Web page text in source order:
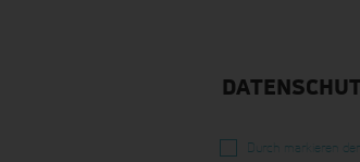
Durch markieren